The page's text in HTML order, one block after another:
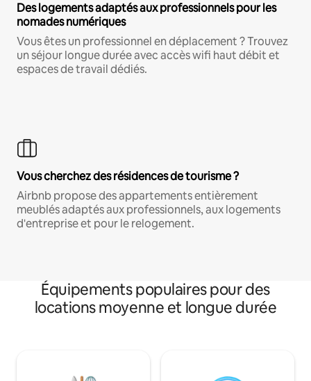
Des logements adaptés aux professionnels pour les
nomades numériques
Vous êtes un professionnel en déplacement ? Trouvez
un séjour longue durée avec accès wifi haut débit et
espaces de travail dédiés.
Vous cherchez des résidences de tourisme ?
Airbnb propose des appartements entièrement
meublés adaptés aux professionnels, aux logements
d'entreprise et pour le relogement.
Équipements populaires pour des
locations moyenne et longue durée